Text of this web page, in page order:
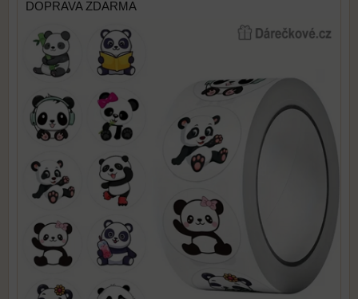
DOPRAVA ZDARMA